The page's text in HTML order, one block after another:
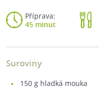
Příprava:
45 minut
Suroviny
150 g hladká mouka